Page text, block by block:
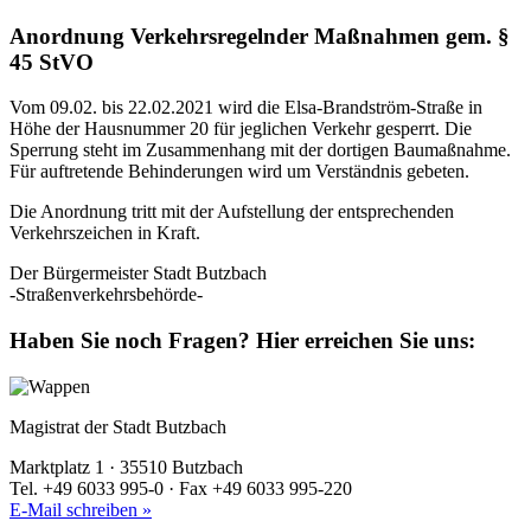
Anordnung Verkehrsregelnder Maßnahmen gem. §
45 StVO
Vom 09.02. bis 22.02.2021 wird die Elsa-Brandström-Straße in
Höhe der Hausnummer 20 für jeglichen Verkehr gesperrt. Die
Sperrung steht im Zusammenhang mit der dortigen Baumaßnahme.
Für auftretende Behinderungen wird um Verständnis gebeten.
Die Anordnung tritt mit der Aufstellung der entsprechenden
Verkehrszeichen in Kraft.
Der Bürgermeister Stadt Butzbach
-Straßenverkehrsbehörde-
Haben Sie noch Fragen? Hier erreichen Sie uns:
Magistrat der Stadt Butzbach
Marktplatz 1 · 35510 Butzbach
Tel. +49 6033 995-0 · Fax +49 6033 995-220
E-Mail schreiben »